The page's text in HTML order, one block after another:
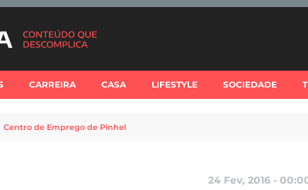
CARREIRA CASA LIFESTYLE SOCIEDADE
Centro de Emprego de Pinhel
24 Fev, 2016 -